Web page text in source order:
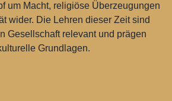
um Macht, religiöse Überzeugungen
wider. Die Lehren dieser Zeit sind
Gesellschaft relevant und prägen
Grundlagen.